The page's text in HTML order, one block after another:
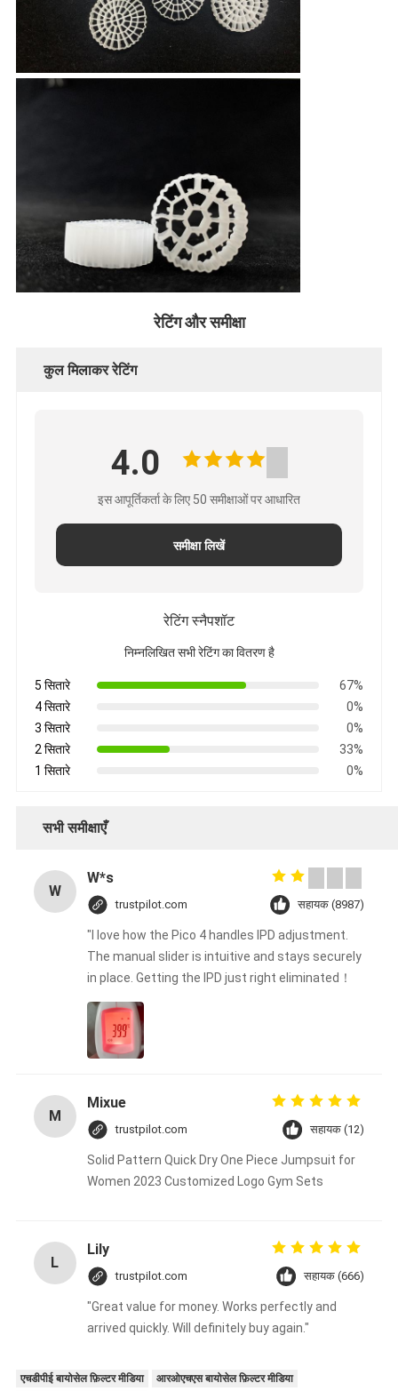
रेटिंग और समीक्षा
कुल मिलाकर रेटिंग
4.0
इस आपूर्तिकर्ता के लिए 50 समीक्षाओं पर आधारित
समीक्षा लिखें
रेटिंग स्नैपशॉट
निम्नलिखित सभी रेटिंग का वितरण है
5 सितारे
67%
4 सितारे
0%
3 सितारे
0%
2 सितारे
33%
1 सितारे
0%
सभी समीक्षाएँ
W
W*s
trustpilot.com सहायक (8987)
"I love how the Pico 4 handles IPD adjustment.
The manual slider is intuitive and stays securely
in place. Getting the IPD just right eliminated！
M
Mixue
trustpilot.com सहायक (12)
Solid Pattern Quick Dry One Piece Jumpsuit for
Women 2023 Customized Logo Gym Sets
L
Lily
trustpilot.com सहायक (666)
"Great value for money. Works perfectly and
arrived quickly. Will definitely buy again."
एचडीपीई बायोसेल फ़िल्टर मीडिया
आरओएचएस बायोसेल फ़िल्टर मीडिया